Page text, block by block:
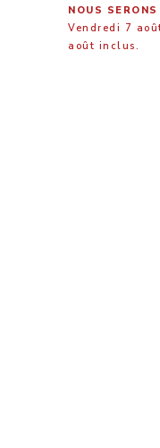
NOUS SERONS
Vendredi 7
août inclus.